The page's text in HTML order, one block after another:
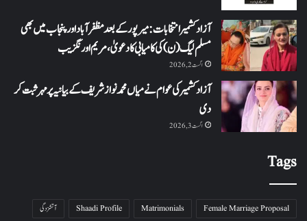
آزاد کشمیر انتخابات: میرپور کے بعد مظفرآباد اور پنجاب میں بھی
مسلم لیگ (ن) کی کامیابی کا دعویٰ، مریم اورنگزیب
اگست 2, 2026
آزاد کشمیر کی عوام نے میاں محمد نواز شریف کے بیانیہ پر مہر ثبت کر
دی
اگست 3, 2026
Tags
Female Marriage Proposal
Matrimonials
Shaadi Profile
آتشزدگی